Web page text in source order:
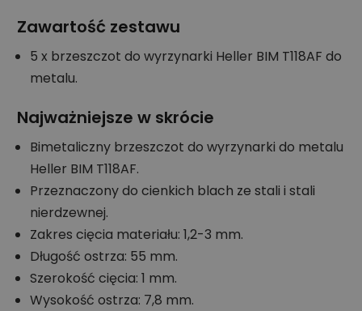
Zawartość zestawu
5 x brzeszczot do wyrzynarki Heller BIM T118AF do
metalu.
Najważniejsze w skrócie
Bimetaliczny brzeszczot do wyrzynarki do metalu
Heller BIM T118AF.
Przeznaczony do cienkich blach ze stali i stali
nierdzewnej.
Zakres cięcia materiału: 1,2-3 mm.
Długość ostrza: 55 mm.
Szerokość cięcia: 1 mm.
Wysokość ostrza: 7,8 mm.